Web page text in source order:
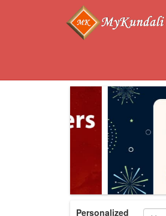
Personalized
Name